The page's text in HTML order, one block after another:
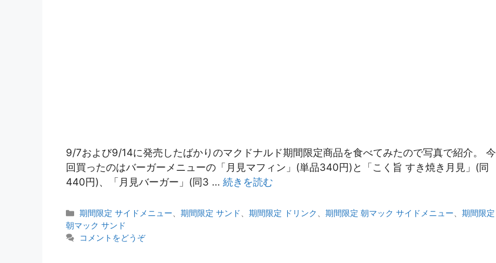
9/7および9/14に発売したばかりのマクドナルド期間限定商品を食べてみたので写真で紹介。 今
回買ったのはバーガーメニューの「月見マフィン」(単品340円)と「こく旨 すき焼き月見」(同
440円)、「月見バーガー」(同3 … 続きを読む
カ
テ
ゴ
期間限定 サイドメニュー 、期間限定 サンド 、期間限定 ドリンク 、期間限定 朝マック サイドメニュー 、期間限定
朝マック サンド
コメントをどうぞ